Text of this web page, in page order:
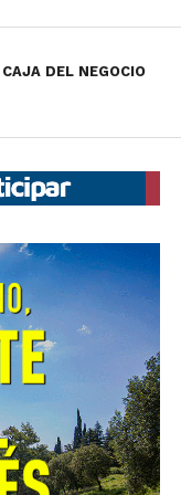
DEL NEGOCIO